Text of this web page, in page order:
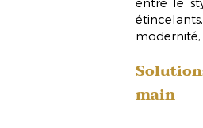
modernité
main